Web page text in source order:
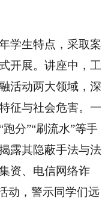
学生特点，采取案
开展。讲座中，工
活动两大领域，深
征与社会危害。一
分”“刷流水”等手
露其隐蔽手法与法
资、电信网络诈
动，警示同学们远